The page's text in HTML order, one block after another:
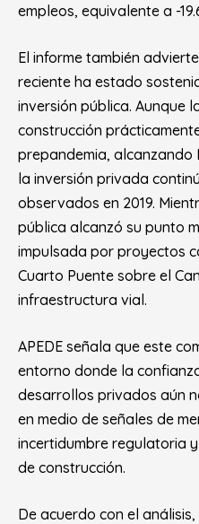
empleos, equivalente a -
El informe también
reciente ha estado
inversión pública. Aunque
construcción
prepandemia, alcanzando
la inversión privada
observados en 2019.
pública alcanzó su punto
impulsada por proyectos
Cuarto Puente sobre el
infraestructura vial.
APEDE señala que este
entorno donde la
desarrollos privados aún
en medio de señales de
incertidumbre regulatoria
de construcción.
De acuerdo con el